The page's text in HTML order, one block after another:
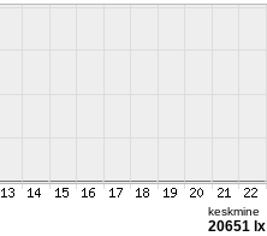
keskmine
20651 lx